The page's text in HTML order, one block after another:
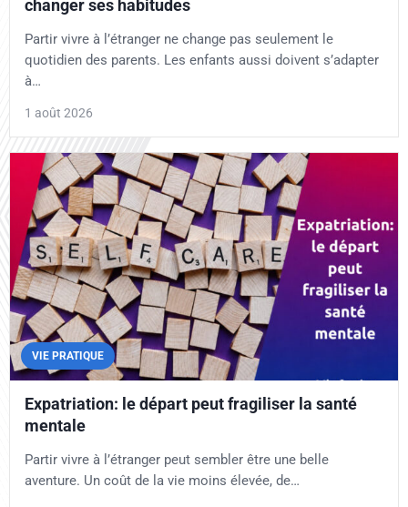
changer ses habitudes
Partir vivre à l’étranger ne change pas seulement le
quotidien des parents. Les enfants aussi doivent s’adapter
à…
1 août 2026
VIE PRATIQUE
Expatriation: le départ peut fragiliser la santé
mentale
Partir vivre à l’étranger peut sembler être une belle
aventure. Un coût de la vie moins élevée, de…